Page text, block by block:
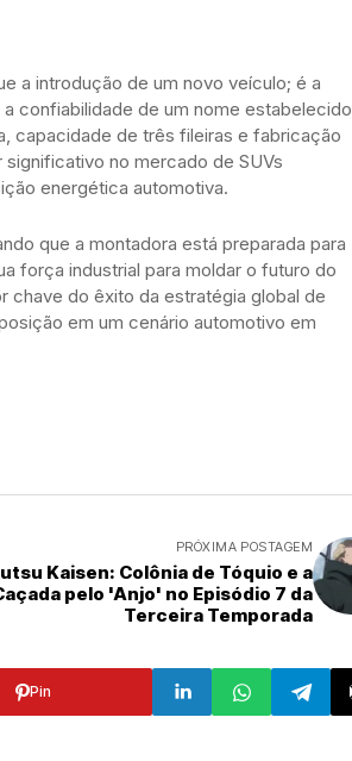
a introdução de um novo veículo; é a
confiabilidade de um nome estabelecido
capacidade de três fileiras e fabricação
no mercado de SUVs
energética automotiva.
que a montadora está preparada para
força industrial para moldar o futuro do
chave do êxito da estratégia global de
em um cenário automotivo em
PRÓXIMA POSTAGEM
Kaisen: Colônia de Tóquio e a
pelo 'Anjo' no Episódio 7 da
Terceira Temporada
Pin